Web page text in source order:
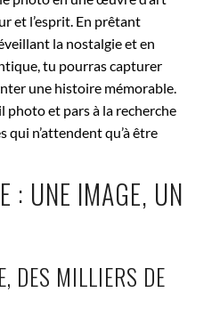
et l’esprit. En prêtant
la nostalgie et en
tu pourras capturer
une histoire mémorable.
photo et pars à la recherche
qui n’attendent qu’à être
: UNE IMAGE, UN
DES MILLIERS DE